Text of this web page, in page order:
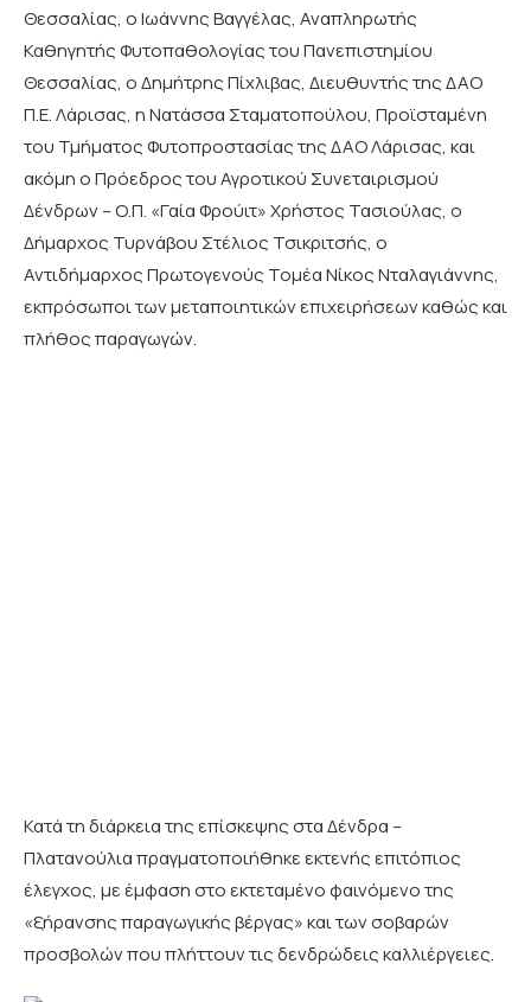
Θεσσαλίας, ο Ιωάννης Βαγγέλας, Αναπληρωτής
Καθηγητής Φυτοπαθολογίας του Πανεπιστημίου
Θεσσαλίας, ο Δημήτρης Πίχλιβας, Διευθυντής της ΔΑΟ
Π.Ε. Λάρισας, η Νατάσσα Σταματοπούλου, Προϊσταμένη
του Τμήματος Φυτοπροστασίας της ΔΑΟ Λάρισας, και
ακόμη ο Πρόεδρος του Αγροτικού Συνεταιρισμού
Δένδρων – Ο.Π. «Γαία Φρούιτ» Χρήστος Τασιούλας, ο
Δήμαρχος Τυρνάβου Στέλιος Τσικριτσής, ο
Αντιδήμαρχος Πρωτογενούς Τομέα Νίκος Νταλαγιάννης,
εκπρόσωποι των μεταποιητικών επιχειρήσεων καθώς και
πλήθος παραγωγών.
Κατά τη διάρκεια της επίσκεψης στα Δένδρα –
Πλατανούλια πραγματοποιήθηκε εκτενής επιτόπιος
έλεγχος, με έμφαση στο εκτεταμένο φαινόμενο της
«ξήρανσης παραγωγικής βέργας» και των σοβαρών
προσβολών που πλήττουν τις δενδρώδεις καλλιέργειες.